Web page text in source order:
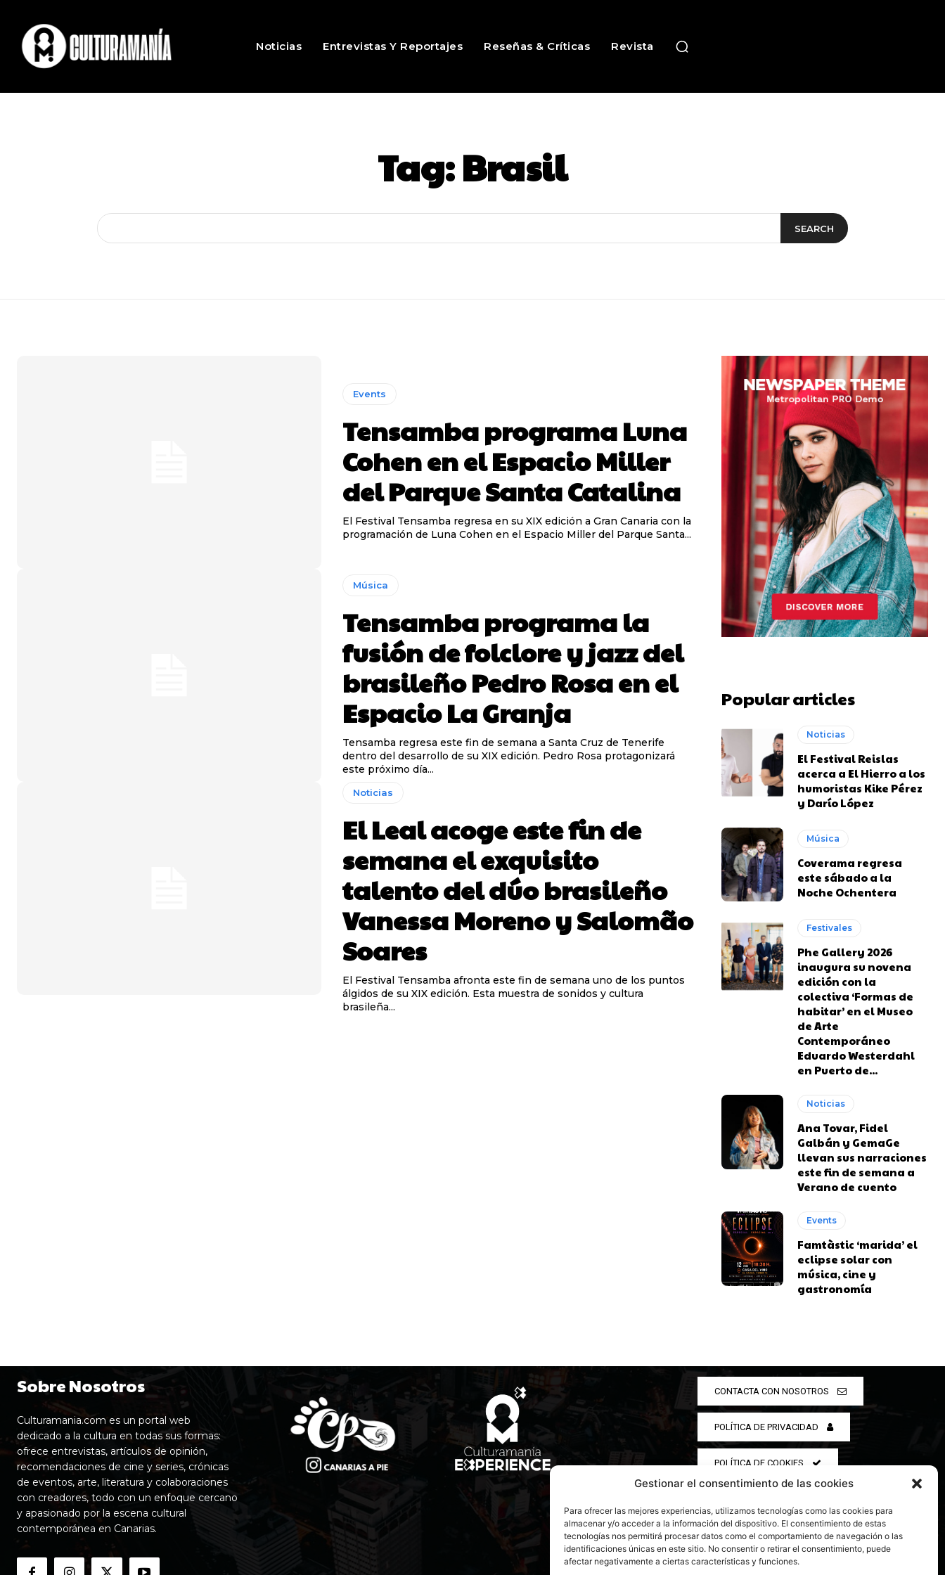
Gestionar el consentimiento de las cookies
Para ofrecer las mejores experiencias, utilizamos tecnologías como las cookies para
almacenar y/o acceder a la información del dispositivo. El consentimiento de estas
tecnologías nos permitirá procesar datos como el comportamiento de navegación o las
identificaciones únicas en este sitio. No consentir o retirar el consentimiento, puede
afectar negativamente a ciertas características y funciones.
Noticias Entrevistas Y Reportajes Reseñas & Críticas Revista
Tag:Brasil
SEARCH
Events
Tensamba programa Luna
Cohen en el Espacio Miller
del Parque Santa Catalina
El Festival Tensamba regresa en su XIX edición a Gran Canaria con la
programación de Luna Cohen en el Espacio Miller del Parque Santa...
Música
Tensamba programa la
fusión de folclore y jazz del
brasileño Pedro Rosa en el
Espacio La Granja
Tensamba regresa este fin de semana a Santa Cruz de Tenerife
dentro del desarrollo de su XIX edición. Pedro Rosa protagonizará
este próximo día...
Noticias
El Leal acoge este fin de
semana el exquisito
talento del dúo brasileño
Vanessa Moreno y Salomão
Soares
El Festival Tensamba afronta este fin de semana uno de los puntos
álgidos de su XIX edición. Esta muestra de sonidos y cultura
brasileña...
Popular articles
Noticias
El Festival Reislas
acerca a El Hierro a los
humoristas Kike Pérez
y Darío López
Música
Coverama regresa
este sábado a la
Noche Ochentera
Festivales
Phe Gallery 2026
inaugura su novena
edición con la
colectiva ‘Formas de
habitar’ en el Museo
de Arte
Contemporáneo
Eduardo Westerdahl
en Puerto de...
Noticias
Ana Tovar, Fidel
Galbán y GemaGe
llevan sus narraciones
este fin de semana a
Verano de cuento
Events
Famtàstic ‘marida’ el
eclipse solar con
música, cine y
gastronomía
Sobre Nosotros
Culturamania.com es un portal web
dedicado a la cultura en todas sus formas:
ofrece entrevistas, artículos de opinión,
recomendaciones de cine y series, crónicas
de eventos, arte, literatura y colaboraciones
con creadores, todo con un enfoque cercano
y apasionado por la escena cultural
contemporánea en Canarias.
CONTACTA CON NOSOTROS
POLÍTICA DE PRIVACIDAD
POLÍTICA DE COOKIES